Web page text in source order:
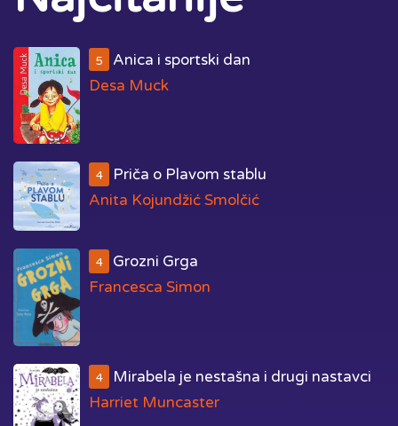
5
Anica i sportski dan
Desa Muck
4
Priča o Plavom stablu
Anita Kojundžić Smolčić
4
Grozni Grga
Francesca Simon
4
Mirabela je nestašna i drugi nastavci
Harriet Muncaster